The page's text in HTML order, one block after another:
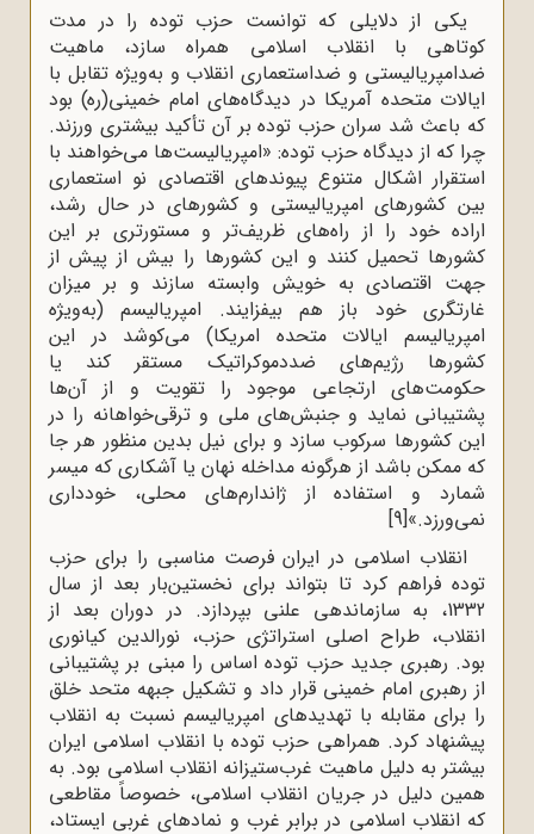
یکی از دلایلی که توانست حزب توده را در مدت
کوتاهی با انقلاب اسلامی همراه سازد، ماهیت
ضدامپریالیستی و ضداستعماری انقلاب و به‌ویژه تقابل با
ایالات متحده آمریکا در دیدگاه‌های امام خمینی(ره) بود
که باعث شد سران حزب توده بر آن تأکید بیشتری ورزند.
چرا که از دیدگاه حزب توده: «امپریالیست‌ها می‌خواهند با
استقرار اشکال متنوع پیوندهای اقتصادی نو استعماری
بین کشورهای امپریالیستی و کشورهای در حال رشد،
اراده خود را از راه‌های ظریف‌تر و مستورتری بر این
کشورها تحمیل کنند و این کشورها را بیش از پیش از
جهت اقتصادی به خویش وابسته سازند و بر میزان
غارتگری خود باز هم بیفزایند. امپریالیسم (به‌ویژه
امپریالیسم ایالات متحده امریکا) می‌کوشد در این
کشورها رژیم‌های ضددموکراتیک مستقر کند یا
حکومت‌های ارتجاعی موجود را تقویت و از آن‌ها
پشتیبانی نماید و جنبش‌های ملی و ترقی‌خواهانه را در
این کشورها سرکوب سازد و برای نیل بدین‌ منظور هر جا
که ممکن باشد از هرگونه مداخله نهان یا آشکاری که میسر
شمارد و استفاده از ژاندارم‌های محلی، خودداری
نمی‌ورزد.»[9]
انقلاب اسلامی در ایران فرصت مناسبی را برای حزب
توده فراهم کرد تا بتواند برای نخستین‌بار بعد از سال
1332، به سازماندهی علنی بپردازد. در دوران بعد از
انقلاب، طراح اصلی استراتژی حزب، نورالدین کیانوری
بود. رهبری جدید حزب توده اساس را مبنی بر پشتیبانی
از رهبری امام خمینی قرار داد و تشکیل جبهه متحد خلق
را برای مقابله با تهدیدهای امپریالیسم نسبت به انقلاب
پیشنهاد کرد. همراهی حزب توده با انقلاب اسلامی ایران
بیشتر به دلیل ماهیت غرب‌ستیزانه انقلاب اسلامی بود. به
همین دلیل در جریان انقلاب اسلامی، خصوصاً مقاطعی
که انقلاب اسلامی در برابر غرب و نمادهای غربی ایستاد،